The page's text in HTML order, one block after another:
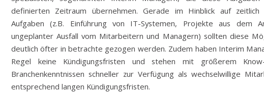
definierten Zeitraum übernehmen. Gerade im Hinblick auf zeitlich
Aufgaben (z.B. Einführung von IT-Systemen, Projekte aus dem
ungeplanter Ausfall vom Mitarbeitern und Managern) sollten diese
deutlich öfter in betrachte gezogen werden. Zudem haben Interim
Regel keine Kündigungsfristen und stehen mit größerem
Branchenkenntnissen schneller zur Verfügung als wechselwillige
entsprechend langen Kündigungsfristen.